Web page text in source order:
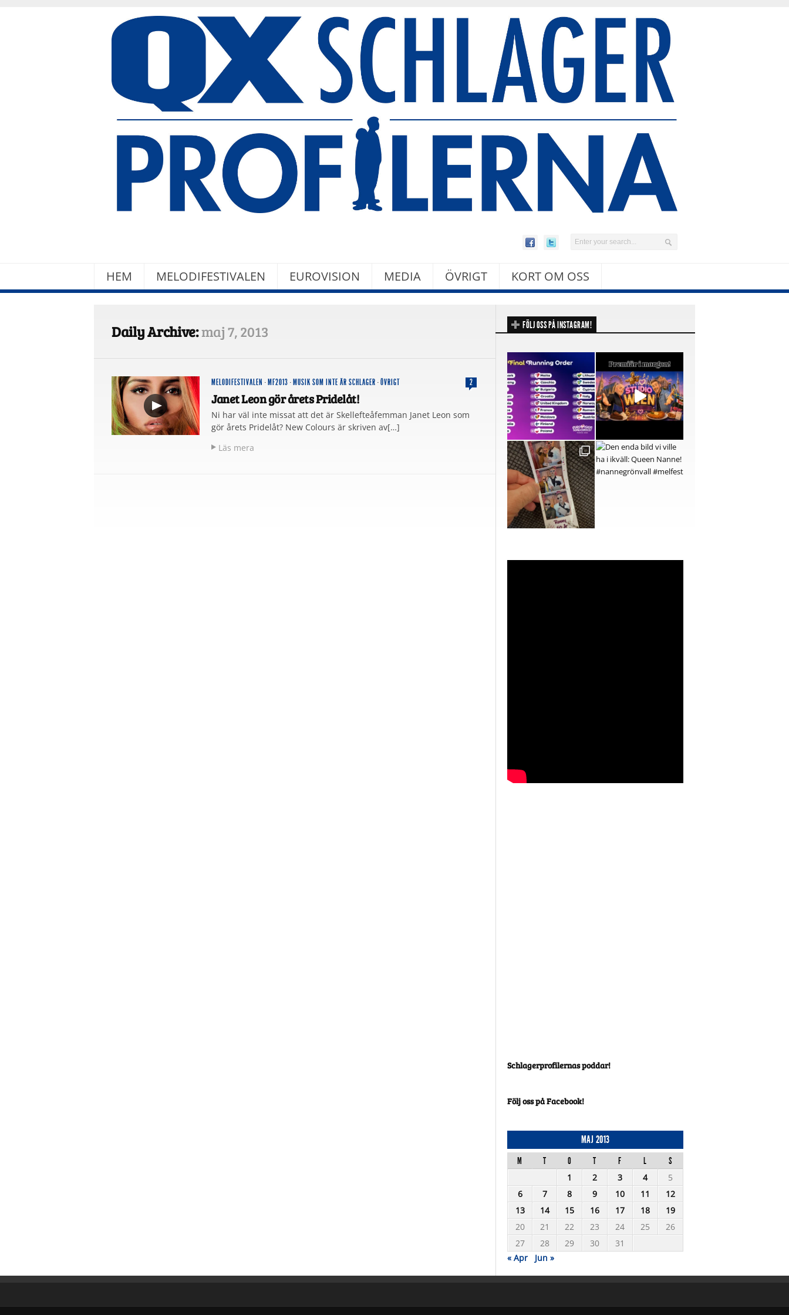
HEM MELODIFESTIVALEN EUROVISION MEDIA ÖVRIGT KORT OM OSS
Daily Archive:maj 7, 2013
MELODIFESTIVALEN · MF2013 · MUSIK SOM INTE ÄR SCHLAGER ·ÖVRIGT 2
Janet Leon gör årets Pridelåt!
Ni har väl inte missat att det är Skellefteåfemman Janet Leon som
gör årets Pridelåt? New Colours är skriven av[…]
Läs mera
FÖLJ OSS PÅ INSTAGRAM!
Schlagerprofilernas poddar!
Följ oss på Facebook!
MAJ 2013
M T O T F L
S
1
2 3 4
5
6
7 8 9 10 11
12
13
14 15 16 17 18
19
20
21 22 23 24 25
26
27
28 29 30
31
« Apr
Jun »